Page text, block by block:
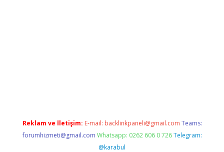
Reklam ve İletişim: E-mail: backlinkpaneli@gmail.com Teams:
forumhizmeti@gmail.com Whatsapp: 0262 606 0 726 Telegram:
@karabul